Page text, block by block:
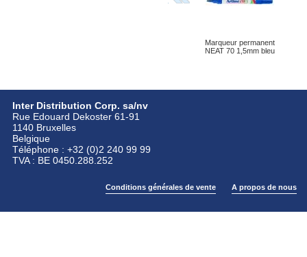
Marqueur permanent
NEAT 70 1,5mm bleu
Inter Distribution Corp. sa/nv
Rue Edouard Dekoster 61-91
1140 Bruxelles
Belgique
Téléphone : +32 (0)2 240 99 99
TVA : BE 0450.288.252
Conditions générales de vente A propos de nous